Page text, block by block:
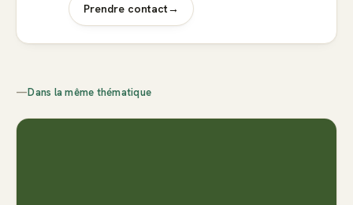
Prendre contact→
—Dans la même thématique